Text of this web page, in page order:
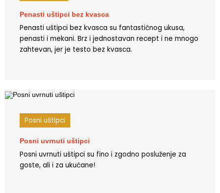
Penasti uštipci bez kvasca
Penasti uštipci bez kvasca su fantastičnog ukusa,
penasti i mekani. Brz i jednostavan recept i ne mnogo
zahtevan, jer je testo bez kvasca.
Posni uštipci
Posni uvrnuti uštipci
Posni uvrnuti uštipci su fino i zgodno posluženje za
goste, ali i za ukućane!